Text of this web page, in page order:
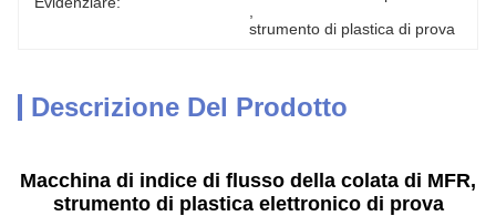
strumento di plastica di prova
Descrizione Del Prodotto
Macchina di indice di flusso della colata di MFR,
strumento di plastica elettronico di prova